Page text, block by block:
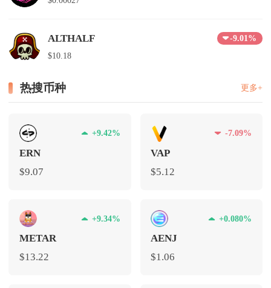
ALTHALF
-9.01%
$10.18
热搜币种 更多+
+9.42%
ERN
$9.07
-7.09%
VAP
$5.12
+9.34%
METAR
$13.22
+0.080%
AENJ
$1.06